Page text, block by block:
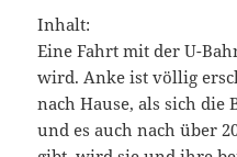
Inhalt:
Eine Fahrt mit der U-
wird. Anke ist völlig
nach Hause, als sich die
und es auch nach über